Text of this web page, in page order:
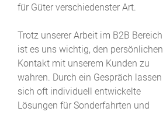
für Güter verschiedenster Art.
Trotz unserer Arbeit im B2B Bereich
ist es uns wichtig, den persönlichen
Kontakt mit unserem Kunden zu
wahren. Durch ein Gespräch lassen
sich oft individuell entwickelte
Lösungen für Sonderfahrten und